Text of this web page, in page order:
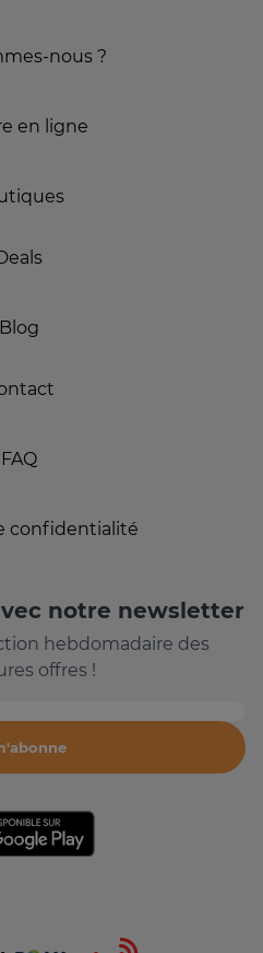
nous ?
en ligne
Blog
FAQ
confidentialité
notre newsletter
hebdomadaire des
offres !